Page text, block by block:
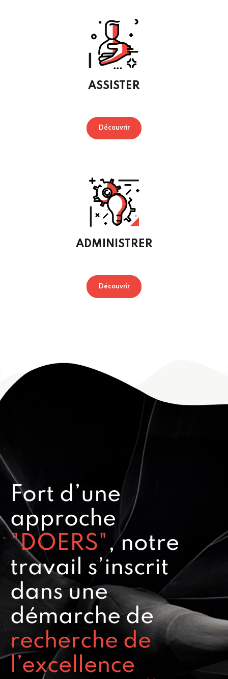
ASSISTER
Découvrir
ADMINISTRER
Découvrir
Fort d’une
approche
"DOERS" , notre
travail s’inscrit
dans une
démarche de
recherche de
l’excellence